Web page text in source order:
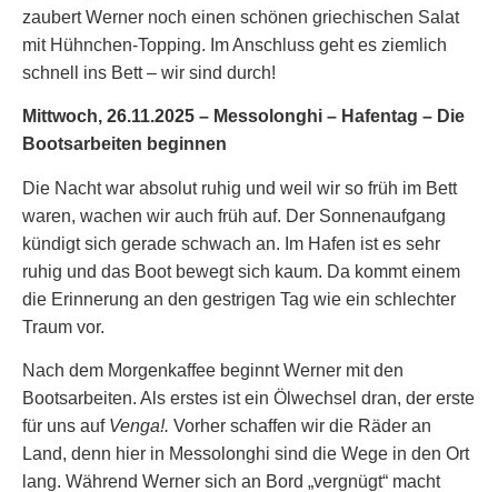
zaubert Werner noch einen schönen griechischen Salat
mit Hühnchen-Topping. Im Anschluss geht es ziemlich
schnell ins Bett – wir sind durch!
Mittwoch, 26.11.2025 – Messolonghi – Hafentag – Die
Bootsarbeiten beginnen
Die Nacht war absolut ruhig und weil wir so früh im Bett
waren, wachen wir auch früh auf. Der Sonnenaufgang
kündigt sich gerade schwach an. Im Hafen ist es sehr
ruhig und das Boot bewegt sich kaum. Da kommt einem
die Erinnerung an den gestrigen Tag wie ein schlechter
Traum vor.
Nach dem Morgenkaffee beginnt Werner mit den
Bootsarbeiten. Als erstes ist ein Ölwechsel dran, der erste
für uns auf Venga!. Vorher schaffen wir die Räder an
Land, denn hier in Messolonghi sind die Wege in den Ort
lang. Während Werner sich an Bord „vergnügt“ macht